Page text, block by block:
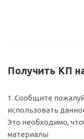
Получить КП
1. Сообщите
использовать
Это необходимо,
материалы